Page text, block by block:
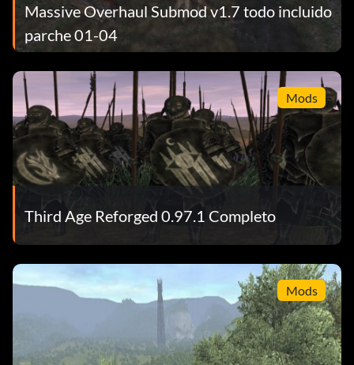
Massive Overhaul Submod v1.7 todo incluido
parche 01-04
Mods
Third Age Reforged 0.97.1 Completo
Mods